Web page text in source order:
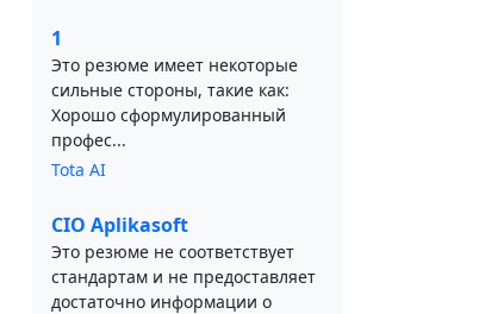
1
Это резюме имеет некоторые
сильные стороны, такие как:
Хорошо сформулированный
профес...
Tota AI
CIO Aplikasoft
Это резюме не соответствует
стандартам и не предоставляет
достаточно информации о